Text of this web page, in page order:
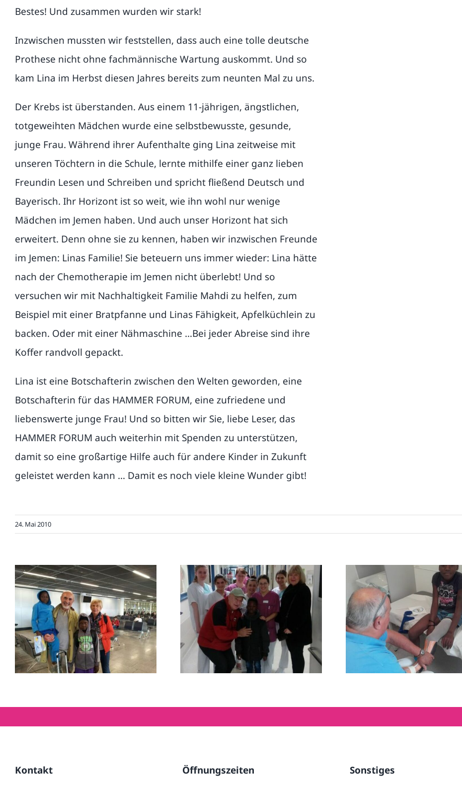
Bestes! Und zusammen wurden wir stark!
Inzwischen mussten wir feststellen, dass auch eine tolle deutsche
Prothese nicht ohne fachmännische Wartung auskommt. Und so
kam Lina im Herbst diesen Jahres bereits zum neunten Mal zu uns.
Der Krebs ist überstanden. Aus einem 11-jährigen, ängstlichen,
totgeweihten Mädchen wurde eine selbstbewusste, gesunde,
junge Frau. Während ihrer Aufenthalte ging Lina zeitweise mit
unseren Töchtern in die Schule, lernte mithilfe einer ganz lieben
Freundin Lesen und Schreiben und spricht fließend Deutsch und
Bayerisch. Ihr Horizont ist so weit, wie ihn wohl nur wenige
Mädchen im Jemen haben. Und auch unser Horizont hat sich
erweitert. Denn ohne sie zu kennen, haben wir inzwischen Freunde
im Jemen: Linas Familie! Sie beteuern uns immer wieder: Lina hätte
nach der Chemotherapie im Jemen nicht überlebt! Und so
versuchen wir mit Nachhaltigkeit Familie Mahdi zu helfen, zum
Beispiel mit einer Bratpfanne und Linas Fähigkeit, Apfelküchlein zu
backen. Oder mit einer Nähmaschine …Bei jeder Abreise sind ihre
Koffer randvoll gepackt.
Lina ist eine Botschafterin zwischen den Welten geworden, eine
Botschafterin für das HAMMER FORUM, eine zufriedene und
liebenswerte junge Frau! Und so bitten wir Sie, liebe Leser, das
HAMMER FORUM auch weiterhin mit Spenden zu unterstützen,
damit so eine großartige Hilfe auch für andere Kinder in Zukunft
geleistet werden kann … Damit es noch viele kleine Wunder gibt!
24. Mai 2010
Moumouni fliegt
zurück nach Hause
Moumounis Zeit in
Deutschland
Eine Orthese für
Irene
Kontakt Öffnungszeiten Sonstiges